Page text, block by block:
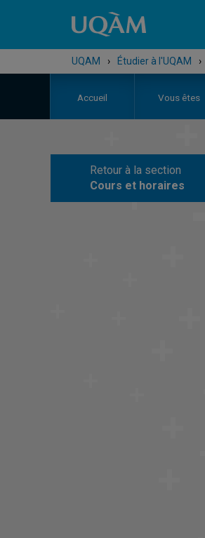
UQAM › Étudier à l'UQAM ›
Accueil Vous êtes
Retour à la section
Cours et horaires